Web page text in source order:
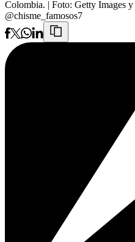
Colombia. | Foto: Getty Images
@chisme_famosos7